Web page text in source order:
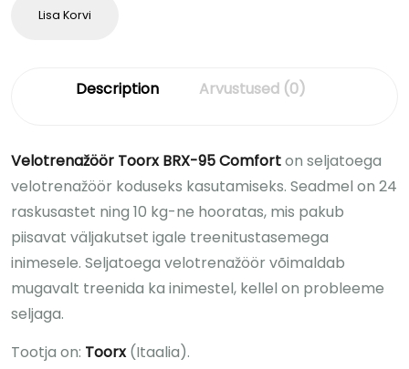
Lisa Korvi
Description Arvustused (0)
Velotrenažöör Toorx BRX-95 Comforton seljatoega
velotrenažöör koduseks kasutamiseks. Seadmel on 24
raskusastet ning 10 kg-ne hooratas, mis pakub
piisavat väljakutset igale treenitustasemega
inimesele. Seljatoega velotrenažöör võimaldab
mugavalt treenida ka inimestel, kellel on probleeme
seljaga.
Tootja on: Toorx(Itaalia).